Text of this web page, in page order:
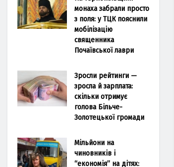
монаха забрали просто
з поля: у ТЦК пояснили
мобілізацію
священника
Почаївської лаври
Зросли рейтинги —
зросла й зарплата:
скільки отримує
голова Більче-
Золотецької громади
Мільйони на
чиновників і
“економія” на дітях: